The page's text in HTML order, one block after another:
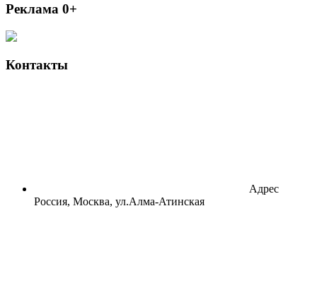
Реклама 0+
Контакты
Адрес
Россия, Москва, ул.Алма-Атинская